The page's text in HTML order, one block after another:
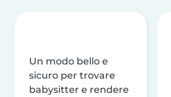
Un modo bello e
sicuro per trovare
babysitter e rendere